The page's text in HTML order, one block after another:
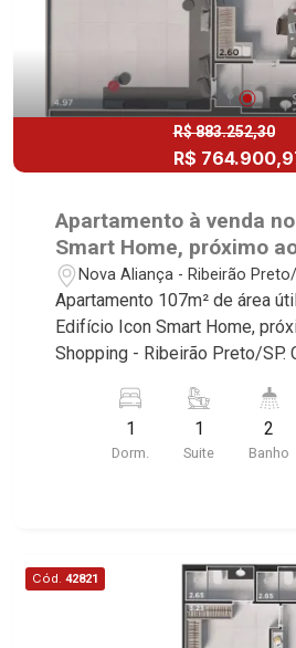
R$ 883.252,30
R$
Apartamento à venda
Smart Home, próximo
Shopping - Ribeirão
Nova Aliança - Ribeirão
Apartamento 107m² de área
Edifício Icon Smart Home,
Shopping - Ribeirão Preto/SP. Conheça as
Imobiliária selecionou para você: - 107m² de
útil - 1 suíte - Banheiro social -
- Cozinha - Área de serviço -
1
Dorm.
1
Suite
2
Banho
Cód. 42821